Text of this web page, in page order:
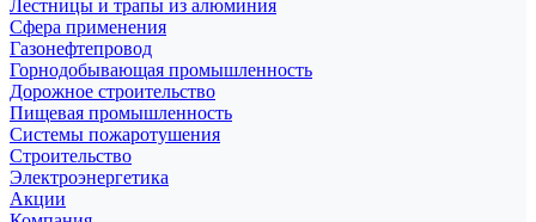
Лестницы и трапы из алюминия
Сфера применения
Газонефтепровод
Горнодобывающая промышленность
Дорожное строительство
Пищевая промышленность
Системы пожаротушения
Строительство
Электроэнергетика
Акции